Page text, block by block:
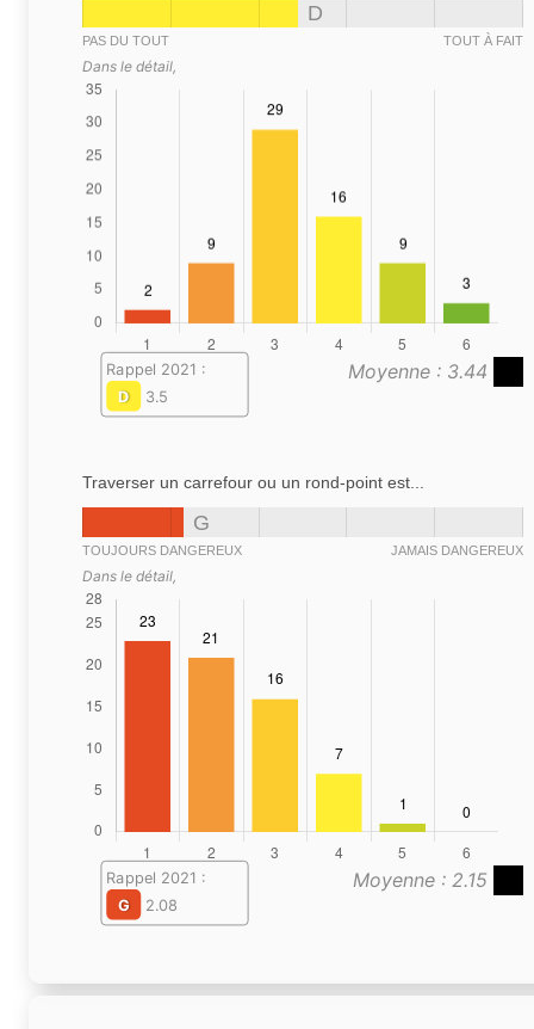
D
PAS DU TOUT TOUT À FAIT
Dans le détail,
Moyenne : 3.44
Rappel 2021 :
D
3.5
Traverser un carrefour ou un rond-point est...
G
TOUJOURS DANGEREUX JAMAIS DANGEREUX
Dans le détail,
Moyenne : 2.15
Rappel 2021 :
G
2.08